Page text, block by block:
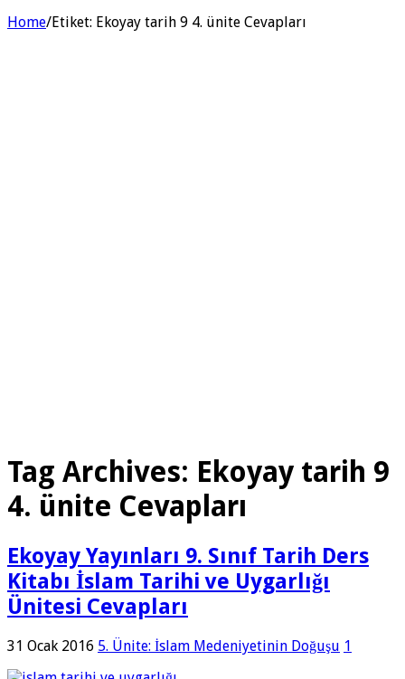
Home/Etiket: Ekoyay tarih 9 4. ünite Cevapları
Tag Archives: Ekoyay tarih 9
4. ünite Cevapları
Ekoyay Yayınları 9. Sınıf Tarih Ders
Kitabı İslam Tarihi ve Uygarlığı
Ünitesi Cevapları
31 Ocak 2016 5. Ünite: İslam Medeniyetinin Doğuşu 1